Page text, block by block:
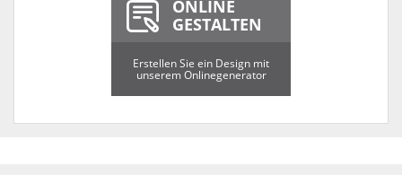
ONLINE
GESTALTEN
Erstellen Sie ein Design mit
unserem Onlinegenerator